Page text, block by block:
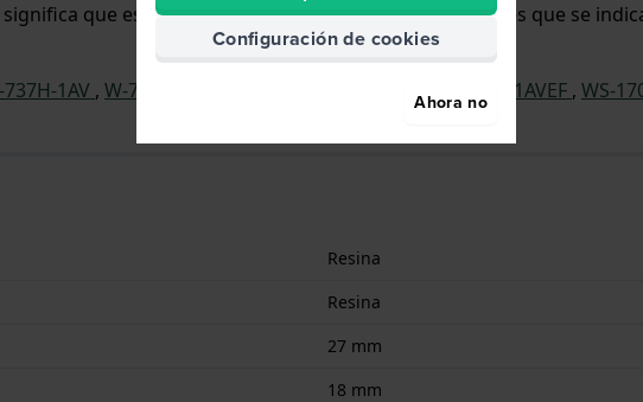
que esta correa sólo es adecuada para los relojes que se
737H-1AV , W-737H-1A2V WS-1500H-1AVEF , WS-
Resina
Resina
27 mm
18 mm
Configuración de cookies
Ahora no